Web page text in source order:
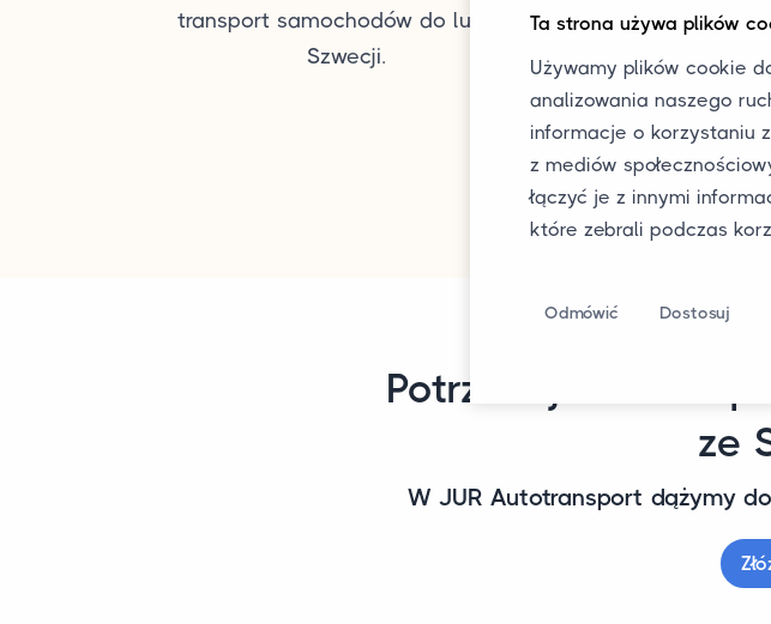
transport samochodów do lub ze
Szwecji.
samochodu.
otrzymać
Potrzebujesz
ze
W JUR Autotransport dążymy
Ta strona używa plików
Używamy plików cookie
analizowania naszego
informacje o korzystaniu
z mediów
łączyć je z innymi
które zebrali podczas
Odmówić Dostosuj